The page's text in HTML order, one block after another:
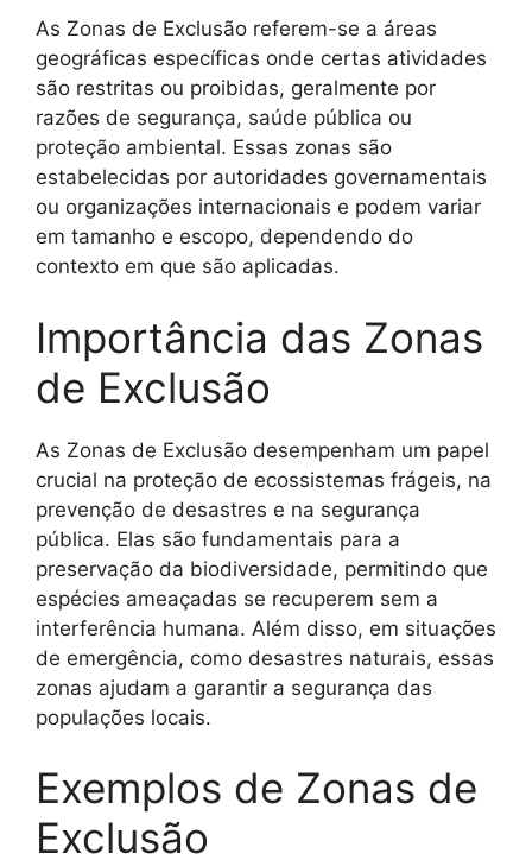
As Zonas de Exclusão referem-se a áreas
geográficas específicas onde certas atividades
são restritas ou proibidas, geralmente por
razões de segurança, saúde pública ou
proteção ambiental. Essas zonas são
estabelecidas por autoridades governamentais
ou organizações internacionais e podem variar
em tamanho e escopo, dependendo do
contexto em que são aplicadas.
Importância das Zonas
de Exclusão
As Zonas de Exclusão desempenham um papel
crucial na proteção de ecossistemas frágeis, na
prevenção de desastres e na segurança
pública. Elas são fundamentais para a
preservação da biodiversidade, permitindo que
espécies ameaçadas se recuperem sem a
interferência humana. Além disso, em situações
de emergência, como desastres naturais, essas
zonas ajudam a garantir a segurança das
populações locais.
Exemplos de Zonas de
Exclusão